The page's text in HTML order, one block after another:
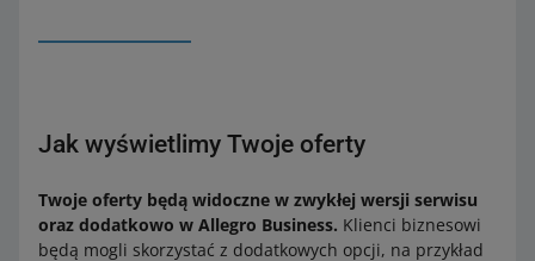
Jak wyświetlimy Twoje oferty
Twoje oferty będą widoczne w zwykłej wersji serwisu
oraz dodatkowo w Allegro Business. Klienci biznesowi
będą mogli skorzystać z dodatkowych opcji, na przykład